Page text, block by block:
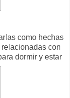
como hechas
con
dormir y estar